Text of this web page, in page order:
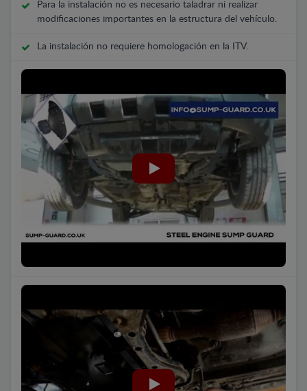
Para la instalación no es necesario taladrar ni realizar
modificaciones importantes en la estructura del vehículo.
La instalación no requiere homologación en la ITV.